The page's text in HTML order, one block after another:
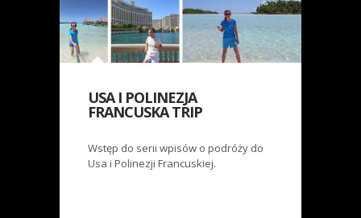
USA I POLINEZJA
FRANCUSKA TRIP
Wstęp do serii wpisów o podróży do
Usa i Polinezji Francuskiej.